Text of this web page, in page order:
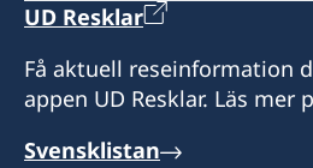
UD Resklar
Få aktuell reseinformation
appen UD Resklar. Läs mer
Svensklistan